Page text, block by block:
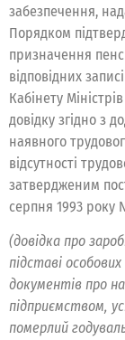
забезпечення,
Порядком
призначення
відповідних
Кабінету
довідку згідно з
наявного
відсутності
затвердженим
серпня 1993 року
(довідка про
підставі
документів про
підприємством,
померлий